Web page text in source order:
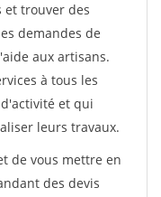
et trouver des
demandes de
aux artisans.
à tous les
et qui
leurs travaux.
de vous mettre en
des devis